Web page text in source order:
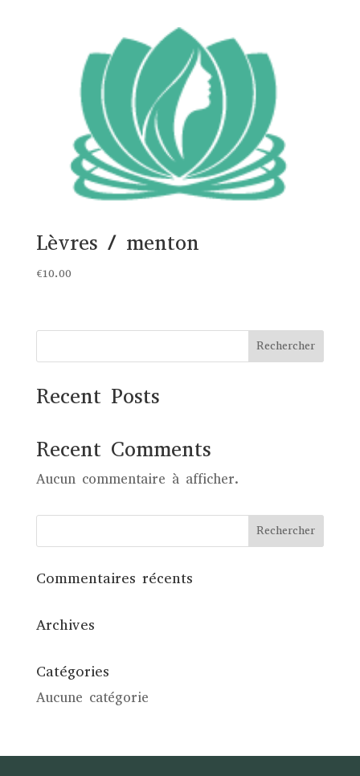
Lèvres / menton
€10.00
Rechercher
Recent Posts
Recent Comments
Aucun commentaire à afficher.
Commentaires récents
Archives
Catégories
Aucune catégorie